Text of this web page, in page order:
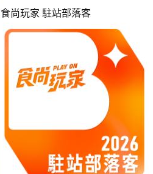
食尚玩家 駐站部落客